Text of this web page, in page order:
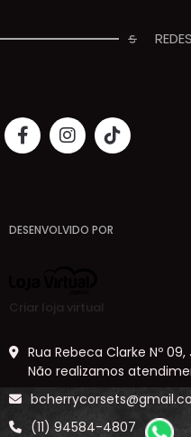
DESENVOLVIDO POR
Criar loja virtual
Rua Rebeca Clarke Nº
Não realizamos
(11) 94584-4807